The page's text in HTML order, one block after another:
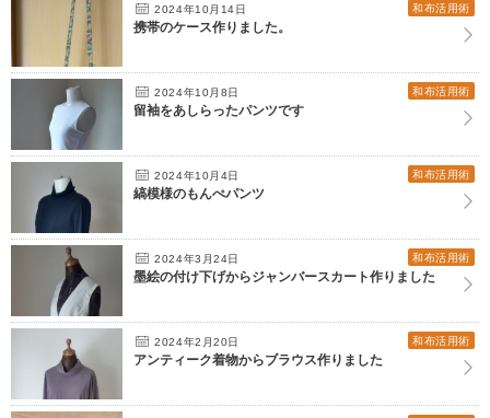
2024年10月14日 和布活用術
携帯のケース作りました。
2024年10月8日 和布活用術
留袖をあしらったパンツです
2024年10月4日 和布活用術
縞模様のもんぺパンツ
2024年3月24日 和布活用術
墨絵の付け下げからジャンバースカート作りました
2024年2月20日 和布活用術
アンティーク着物からブラウス作りました